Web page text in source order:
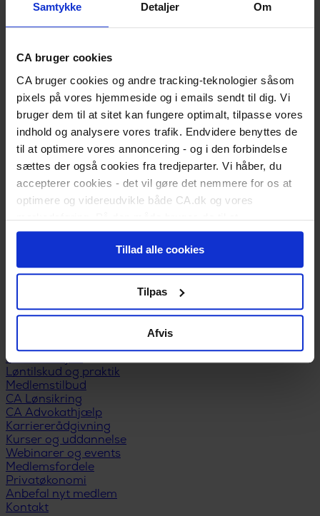
Samtykke Detaljer Om
CA bruger cookies
CA bruger cookies og andre tracking-teknologier såsom
pixels på vores hjemmeside og i emails sendt til dig. Vi
bruger dem til at sitet kan fungere optimalt, tilpasse vores
indhold og analysere vores trafik. Endvidere benyttes de
til at optimere vores annoncering - og i den forbindelse
sættes der også cookies fra tredjeparter. Vi håber, du
accepterer cookies - det vil gøre det nemmere for os at
optimere og videreudvikle både CA.dk og vores
markedsføring. På den måde bruges de til at
personalisere indhold til dig, herunder på vores
hjemmeside, i emails og i annoncer. Ønsker du senere
hen at ændre dit cookie-samtykke, kan du altid gøre det
ved at klikke på "Cookiepolitik" nederst på alle sider.
Tillad alle cookies
Tilpas
Afvis
Er du nyuddannet?
Land dit første job
Kickstart din karriere
I job
Karriererådgivning
Løn og lønforhandling
Trivsel og arbejdsglæde
Karriereplan
Kompetenceudvikling
Karriereskift
Inspiration til jobsøgning
Selvstændig/freelancer
Ledelse
Ansættelsesforhold
Ledig
Er du blevet opsagt?
Har du selv sagt op?
Dagpengeberegner
Hjælp til jobsøgning
Formularer
Når du får job
Løntilskud og praktik
Medlemstilbud
CA Lønsikring
CA Advokathjælp
Karriererådgivning
Kurser og uddannelse
Webinarer og events
Medlemsfordele
Privatøkonomi
Anbefal nyt medlem
Kontakt